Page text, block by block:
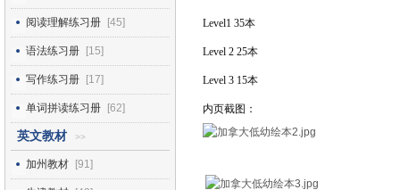
阅读理解练习册 [45]
语法练习册 [15]
写作练习册 [17]
单词拼读练习册 [62]
英文教材 >>
加州教材 [91]
Level1 35本
Level 2 25本
Level 3 15本
内页截图：